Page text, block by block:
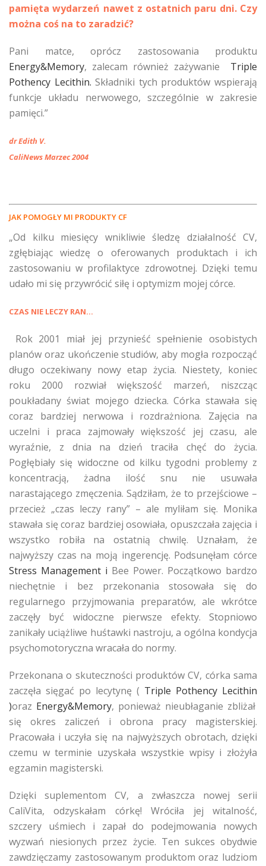
pamięta wydarzeń nawet z ostatnich paru dni. Czy
można coś na to zaradzić?
Pani matce, oprócz zastosowania produktu
Energy&Memory, zalecam również zażywanie
Triple
Pothency Lecithin.Składniki tych produktów wspierają
funkcje układu nerwowego, szczególnie w zakresie
pamięci.”
dr Edith V.
CaliNews Marzec 2004
JAK POMOGŁY MI PRODUKTY CF
„Od kilku miesięcy wnikliwie śledzę działalność CV,
zgłębiając wiedzę o oferowanych produktach i ich
zastosowaniu w profilaktyce zdrowotnej. Dzięki temu
udało mi się przywrócić siłę i optymizm mojej córce.
CZAS NIE LECZY RAN…
Rok 2001 miał jej przynieść spełnienie osobistych
planów oraz ukończenie studiów, aby mogła rozpocząć
długo oczekiwany nowy etap życia. Niestety, koniec
roku 2000 rozwiał większość marzeń, niszcząc
poukładany świat mojego dziecka. Córka stawała się
coraz bardziej nerwowa i rozdrażniona. Zajęcia na
uczelni i praca zajmowały większość jej czasu, ale
wyraźnie, z dnia na dzień traciła chęć do życia.
Pogłębiały się widoczne od kilku tygodni problemy z
koncentracją, żadna ilość snu nie usuwała
narastającego zmęczenia. Sądziłam, że to przejściowe –
przecież „czas leczy rany” – ale myliłam się. Monika
stawała się coraz bardziej osowiała, opuszczała zajęcia i
wszystko robiła na ostatnią chwilę. Uznałam, że
najwyższy czas na moją ingerencję. Podsunęłam córce
Stress Management i Bee Power. Początkowo bardzo
niechętnie i bez przekonania stosowała się do
regularnego przyjmowania preparatów, ale wkrótce
zaczęły być widoczne pierwsze efekty. Stopniowo
zanikały uciążliwe huśtawki nastroju, a ogólna kondycja
psychomotoryczna wracała do normy.
Przekonana o skuteczności produktów CV, córka sama
zaczęła sięgać po lecytynę ( Triple Pothency Lecithin
)oraz Energy&Memory, ponieważ nieubłaganie zbliżał
się okres zaliczeń i obrona pracy magisterskiej.
Pracowała i uczyła się na najwyższych obrotach, dzięki
czemu w terminie uzyskała wszystkie wpisy i złożyła
egzamin magisterski.
Dzięki suplementom CV, a zwłaszcza nowej serii
CaliVita, odzyskałam córkę! Wróciła jej witalność,
szczery uśmiech i zapał do podejmowania nowych
wyzwań niesionych przez życie. Ten sukces obydwie
zawdzięczamy zastosowanym produktom oraz ludziom